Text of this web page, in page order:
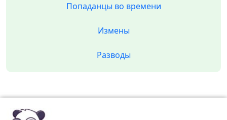
Попаданцы во времени
Измены
Разводы